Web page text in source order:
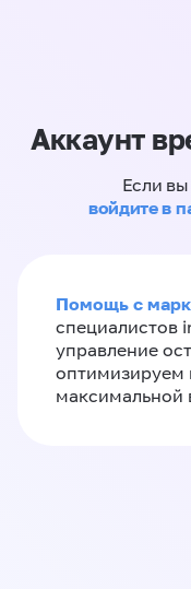
Аккаунт
Если вы
войдите в
Помощь с
специалистов
управление
оптимизируем
максимальной